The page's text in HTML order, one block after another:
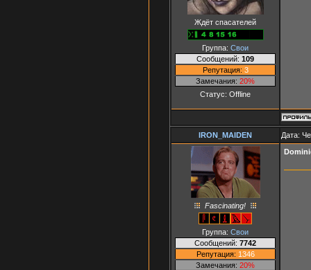
Ждёт спасателей
Группа: Свои
Сообщений: 109
Репутация: 3
Замечания: 20%
Статус: Offline
IRON_MAIDEN Дата:
Fascinating!
Группа: Свои
Сообщений: 7742
Репутация: 1346
Замечания: 20%